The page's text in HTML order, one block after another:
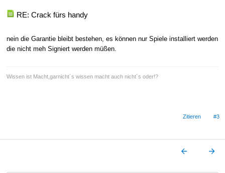
RE: Crack fürs handy
nein die Garantie bleibt bestehen, es können nur Spiele installiert werden
die nicht meh Signiert werden müßen.
Wissen ist Macht,garnicht´s wissen macht auch nicht´s oder!?
Zitieren #3